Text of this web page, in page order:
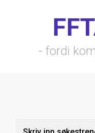
- fordi